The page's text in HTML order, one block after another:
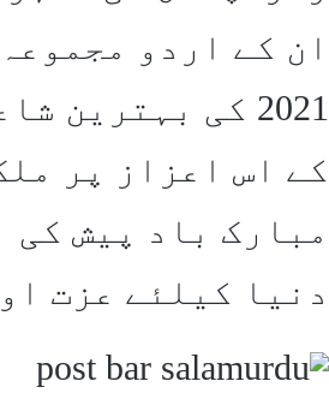
ان کے اردو
2021 کی
کے اس اعزاز پر
مبارک باد پیش کی
دنیا کیلئے عزت